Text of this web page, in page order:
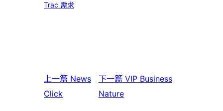
Trac 需求
上一篇 News
Click
下一篇 VIP Business
Nature